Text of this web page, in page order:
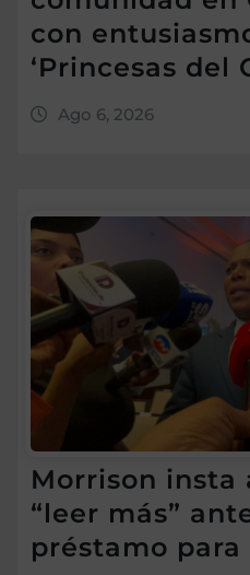
con
‘Princesas del
Ago 6, 2026
Morrison insta
“leer más”
préstamo